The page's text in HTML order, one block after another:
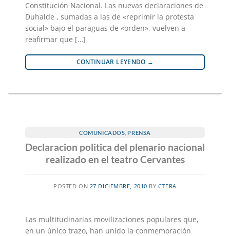
Constitución Nacional. Las nuevas declaraciones de
Duhalde , sumadas a las de «reprimir la protesta
social» bajo el paraguas de «orden», vuelven a
reafirmar que […]
CONTINUAR LEYENDO →
COMUNICADOS ,PRENSA
Declaracion politica del plenario nacional
realizado en el teatro Cervantes
POSTED ON 27 DICIEMBRE, 2010 BYCTERA
Las multitudinarias movilizaciones populares que,
en un único trazo, han unido la conmemoración